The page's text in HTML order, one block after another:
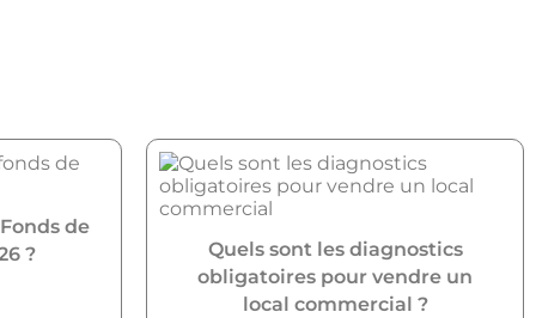
de
?
Quels sont les diagnostics
obligatoires pour vendre un
local commercial ?